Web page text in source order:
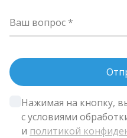
Ваш вопрос
Нажимая на кнопку,
с условиями
и политикой